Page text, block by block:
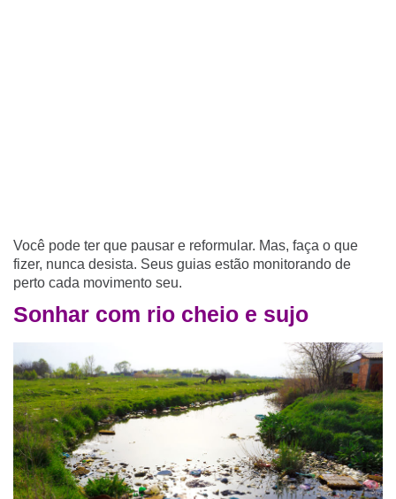
Você pode ter que pausar e reformular. Mas, faça o que
fizer, nunca desista. Seus guias estão monitorando de
perto cada movimento seu.
Sonhar com rio cheio e sujo